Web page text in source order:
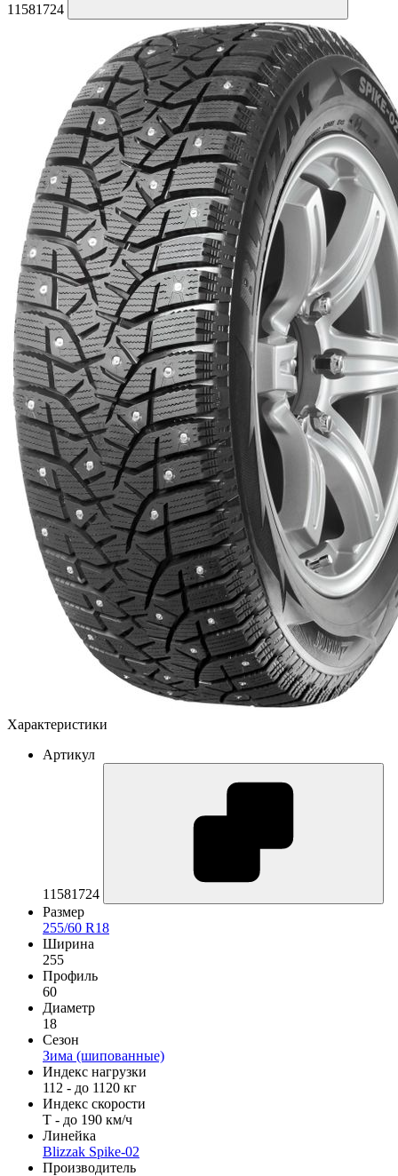
11581724
Характеристики
Артикул
11581724
Размер
255/60 R18
Ширина
255
Профиль
60
Диаметр
18
Сезон
Зима (шипованные)
Индекс нагрузки
112 - до 1120 кг
Индекс скорости
T - до 190 км/ч
Линейка
Blizzak Spike-02
Производитель